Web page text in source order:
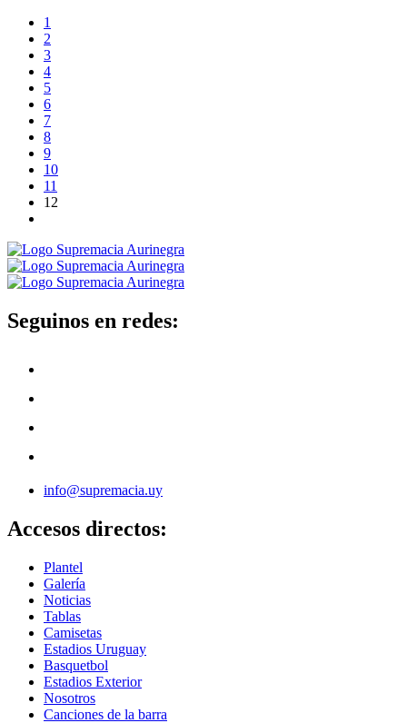
1
2
3
4
5
6
7
8
9
10
11
12
Seguinos en redes:
info@supremacia.uy
Accesos directos:
Plantel
Galería
Noticias
Tablas
Camisetas
Estadios Uruguay
Basquetbol
Estadios Exterior
Nosotros
Canciones de la barra